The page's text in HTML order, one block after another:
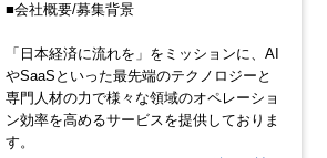
■会社概要/募集背景
「日本経済に流れを」をミッションに、AI
やSaaSといった最先端のテクノロジーと
専門人材の力で様々な領域のオペレーショ
ン効率を高めるサービスを提供しておりま
す。